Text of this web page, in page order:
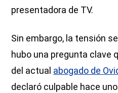
presentadora de TV.
Sin embargo, la tensión
hubo una pregunta clave
del actual abogado de
declaró culpable hace